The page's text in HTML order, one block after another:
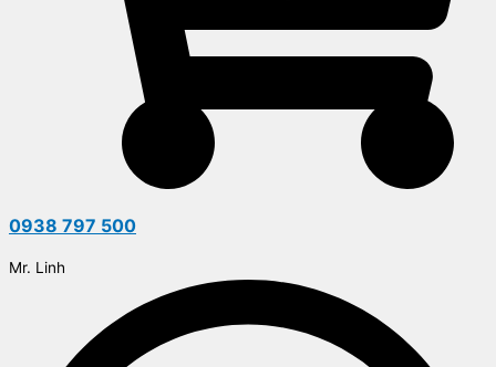
0938 797 500
Mr. Linh